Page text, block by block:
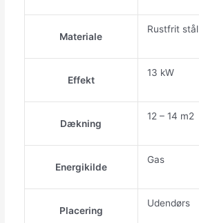
Materiale
Rustfrit stål
Effekt
13 kW
Dækning
12 – 14 m2
Energikilde
Gas
Placering
Udendørs